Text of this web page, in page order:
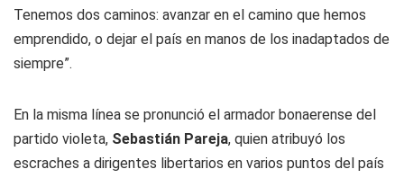
Tenemos dos caminos: avanzar en el camino que hemos
emprendido, o dejar el país en manos de los inadaptados de
siempre”.
En la misma línea se pronunció el armador bonaerense del
partido violeta, Sebastián Pareja, quien atribuyó los
escraches a dirigentes libertarios en varios puntos del país